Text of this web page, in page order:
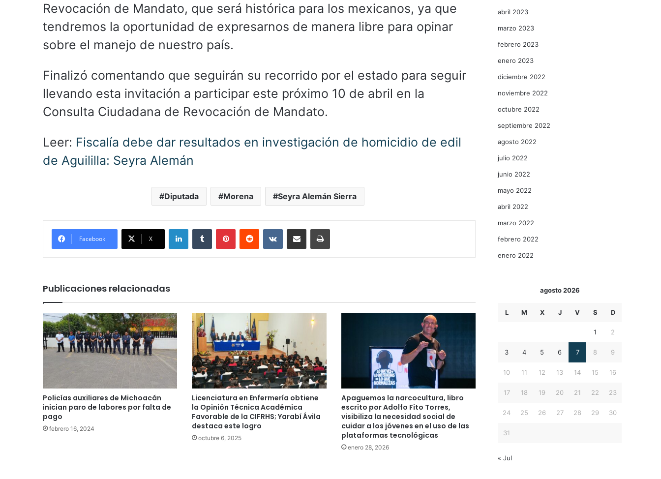
Revocación de Mandato, que será histórica para los mexicanos, ya que
tendremos la oportunidad de expresarnos de manera libre para opinar
sobre el manejo de nuestro país.
Finalizó comentando que seguirán su recorrido por el estado para seguir
llevando esta invitación a participar este próximo 10 de abril en la
Consulta Ciudadana de Revocación de Mandato.
Leer: Fiscalía debe dar resultados en investigación de homicidio de edil
de Aguililla: Seyra Alemán
Diputada Morena Seyra Alemán Sierra
Facebook X
LinkedInTumblr PinterestReddit VKontakteCompartir por correo electrónicoImprimir
Publicaciones relacionadas
Policías auxiliares de Michoacán
inician paro de labores por falta de
pago
febrero 16, 2024
Licenciatura en Enfermería obtiene
la Opinión Técnica Académica
Favorable de la CIFRHS; Yarabí Ávila
destaca este logro
octubre 6, 2025
Apaguemos la narcocultura, libro
escrito por Adolfo Fito Torres,
visibiliza la necesidad social de
cuidar a los jóvenes en el uso de las
plataformas tecnológicas
enero 28, 2026
abril 2023
marzo 2023
febrero 2023
enero 2023
diciembre 2022
noviembre 2022
octubre 2022
septiembre 2022
agosto 2022
julio 2022
junio 2022
mayo 2022
abril 2022
marzo 2022
febrero 2022
enero 2022
agosto 2026
L M X J V S D
1 2
3 4 5 6 7 8 9
10 11 12 13 14 15 16
17 18 19 20 21 22 23
24 25 26 27 28 29 30
31
« Jul